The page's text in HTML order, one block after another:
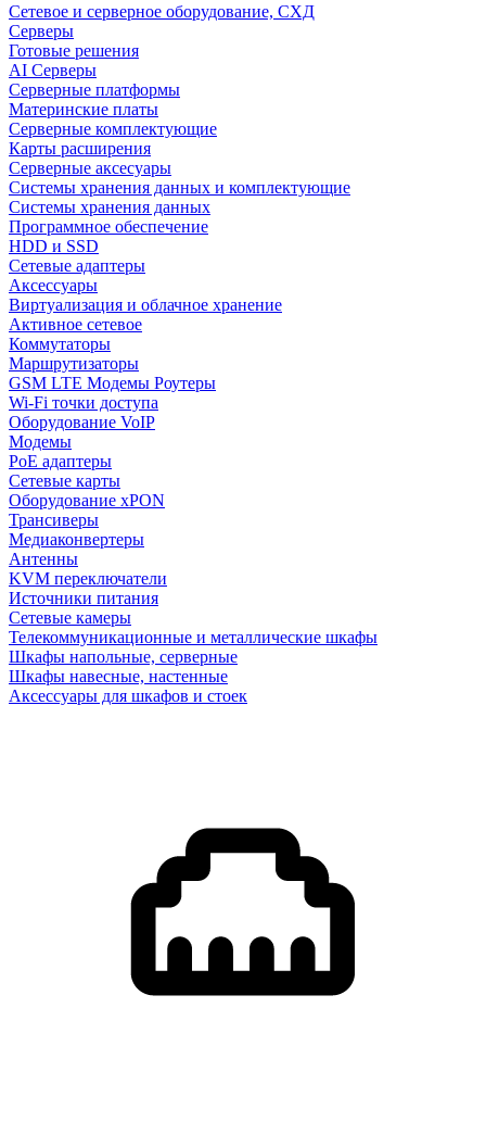
Сетевое и серверное оборудование, СХД
Cерверы
Готовые решения
AI Серверы
Серверные платформы
Материнские платы
Серверные комплектующие
Карты расширения
Серверные аксесуары
Системы хранения данных и комплектующие
Системы хранения данных
Программное обеспечение
HDD и SSD
Сетевые адаптеры
Аксессуары
Виртуализация и облачное хранение
Активное сетевое
Коммутаторы
Маршрутизаторы
GSM LTE Модемы Роутеры
Wi-Fi точки доступа
Оборудование VoIP
Модемы
PoE адаптеры
Сетевые карты
Оборудование xPON
Трансиверы
Медиаконвертеры
Антенны
KVM переключатели
Источники питания
Сетевые камеры
Телекоммуникационные и металлические шкафы
Шкафы напольные, серверные
Шкафы навесные, настенные
Аксессуары для шкафов и стоек